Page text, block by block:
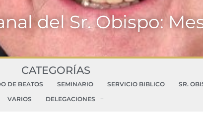
del Sr. Obispo:
CATEGORÍAS
DE BEATOS SEMINARIO SERVICIO BIBLICO SR.
VARIOS
DELEGACIONES